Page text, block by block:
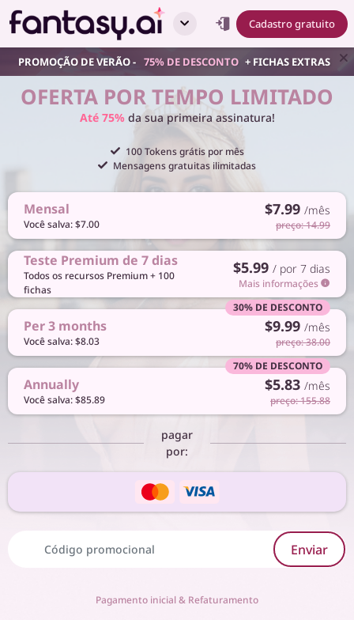
Cadastro gratuito
PROMOÇÃO DE VERÃO - 75% DE DESCONTO + FICHAS EXTRAS
OFERTA POR TEMPO LIMITADO
Até 75% da sua primeira assinatura!
100 Tokens grátis por mês
Mensagens gratuitas ilimitadas
Mensal
Você salva: $7.00
$7.99 /mês
preço: 14.99
Teste Premium de 7 dias
Todos os recursos Premium + 100
fichas
$5.99 / por 7 dias
Mais informações
30% DE DESCONTO
Per 3 months
Você salva: $8.03
$9.99 /mês
preço: 38.00
70% DE DESCONTO
Annually
Você salva: $85.89
$5.83 /mês
preço: 155.88
pagar
por:
Enviar
Pagamento inicial & Refaturamento